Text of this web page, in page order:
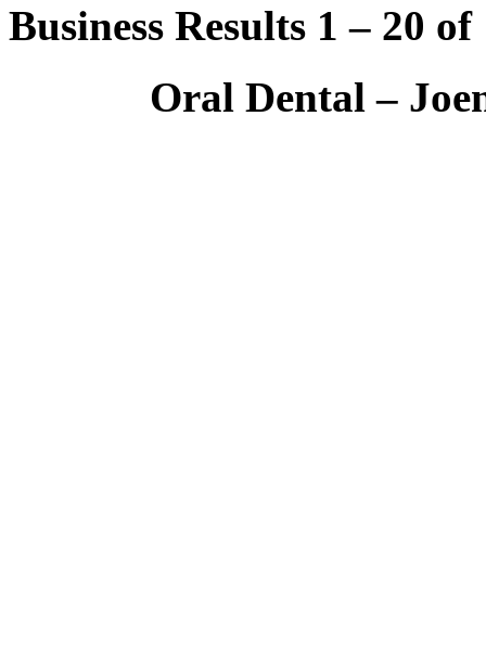
Business Results 1 – 20 of
Oral Dental –